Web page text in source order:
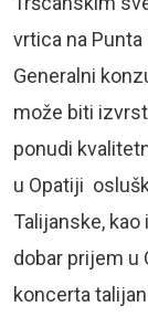
vrtica na
Generalni
može biti
ponudi
u Opatiji
Talijanske,
dobar prijem u
koncerta